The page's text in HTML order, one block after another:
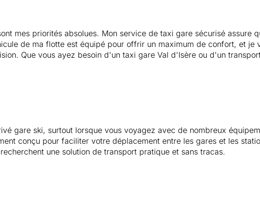
mes priorités absolues. Mon service de taxi gare sécurisé assure
de ma flotte est équipé pour offrir un maximum de confort, et je
Que vous ayez besoin d'un taxi gare Val d'Isère ou d'un
gare ski, surtout lorsque vous voyagez avec de nombreux
conçu pour faciliter votre déplacement entre les gares et les
une solution de transport pratique et sans tracas.